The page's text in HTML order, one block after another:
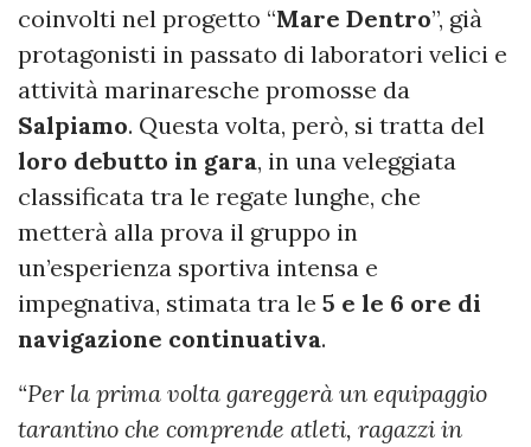
coinvolti nel progetto “Mare Dentro”, già
protagonisti in passato di laboratori velici e
attività marinaresche promosse da
Salpiamo. Questa volta, però, si tratta del
loro debutto in gara, in una veleggiata
classificata tra le regate lunghe, che
metterà alla prova il gruppo in
un’esperienza sportiva intensa e
impegnativa, stimata tra le 5 e le 6 ore di
navigazione continuativa.
“Per la prima volta gareggerà un equipaggio
tarantino che comprende atleti, ragazzi in